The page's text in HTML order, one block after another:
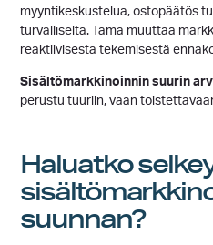
myyntikeskustelua, ostopäätös
turvalliselta. Tämä muuttaa
reaktiivisesta tekemisestä
Sisältömarkkinoinnin suurin
perustu tuuriin, vaan
Haluatko
suunnan?